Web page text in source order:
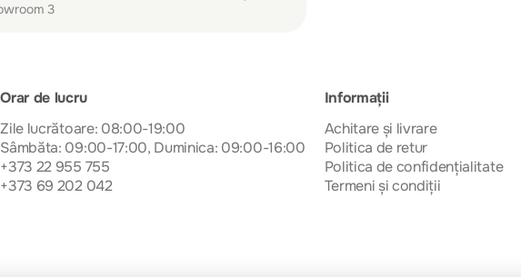
3
Orar de lucru
Zile lucrătoare: 08:00-19:00
Sâmbăta: 09:00-17:00, Duminica: 09:00-16:00
+373 22 955 755
+373 69 202 042
Informații
Achitare și livrare
Politica de retur
Politica de confidențialitate
Termeni și condiții